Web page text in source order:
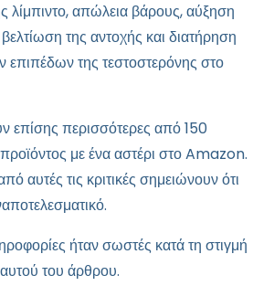
λίμπιντο, απώλεια βάρους, αύξηση
της αντοχής και διατήρηση
επιπέδωντης τεστοστερόνης στο
επίσης περισσότερες από 150
με ένα αστέρι στο Amazon.
αυτές τις κριτικές σημειώνουν ότι
ήταν σωστές κατά τη στιγμή
του άρθρου.